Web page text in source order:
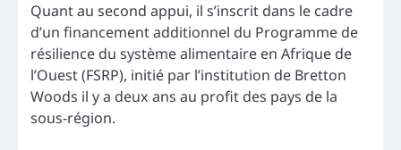
Quant au second appui, il s’inscrit dans le cadre
d’un financement additionnel du Programme de
résilience du système alimentaire en Afrique de
l’Ouest (FSRP), initié par l’institution de Bretton
Woods il y a deux ans au profit des pays de la
sous-région.